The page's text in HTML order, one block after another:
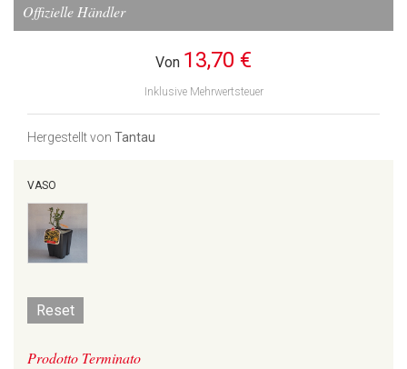
Offizielle Händler
Von 13,70 €
Inklusive Mehrwertsteuer
Hergestellt von Tantau
VASO
Reset
Prodotto Terminato